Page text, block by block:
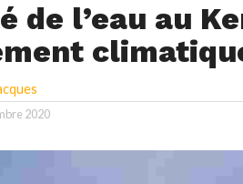
de l’eau au
2020